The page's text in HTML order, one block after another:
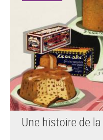
Une histoire de